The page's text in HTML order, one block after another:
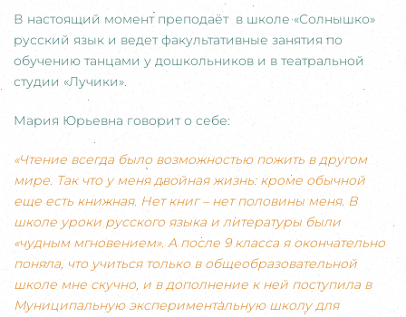
В настоящий момент преподаёт в школе «Солнышко»
русский язык и ведет факультативные занятия по
обучению танцами у дошкольников и в театральной
студии «Лучики».
Мария Юрьевна говорит о себе:
«Чтение всегда было возможностью пожить в другом
мире. Так что у меня двойная жизнь: кроме обычной
еще есть книжная. Нет книг – нет половины меня. В
школе уроки русского языка и литературы были
«чудным мгновением». А после 9 класса я окончательно
поняла, что учиться только в общеобразовательной
школе мне скучно, и в дополнение к ней поступила в
Муниципальную экспериментальную школу для